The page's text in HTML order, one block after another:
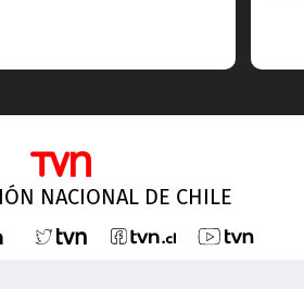
NACIONAL DE CHILE